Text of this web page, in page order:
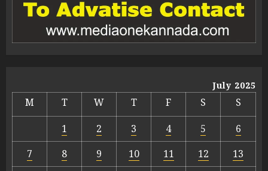
July 2025
M T W T F S
S
1
2 3 4 5
6
7
8 9 10 11 12
13